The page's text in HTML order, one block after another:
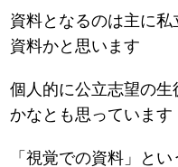
資料となるのは主に
資料かと思います
個人的に公立志望の
かなとも思っています
「視覚での資料」と